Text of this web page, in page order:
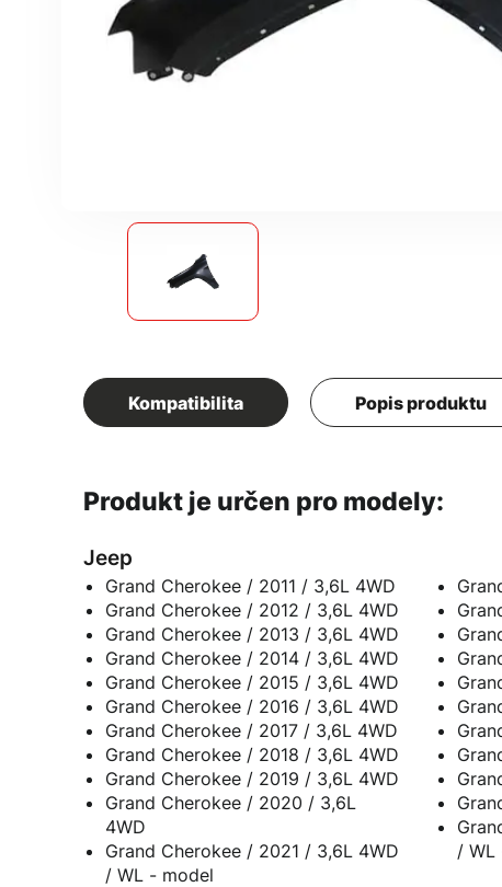
Kompatibilita Popis produktu
Produkt je určen pro modely:
Jeep
Grand Cherokee / 2011 / 3,6L 4WD
Grand Cherokee / 2012 / 3,6L 4WD
Grand Cherokee / 2013 / 3,6L 4WD
Grand Cherokee / 2014 / 3,6L 4WD
Grand Cherokee / 2015 / 3,6L 4WD
Grand Cherokee / 2016 / 3,6L 4WD
Grand Cherokee / 2017 / 3,6L 4WD
Grand Cherokee / 2018 / 3,6L 4WD
Grand Cherokee / 2019 / 3,6L 4WD
Grand Cherokee / 2020 / 3,6L
4WD
Grand Cherokee / 2021 / 3,6L 4WD
/ WL - model
/ WL